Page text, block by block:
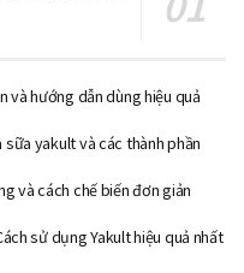
và hướng dẫn dùng hiệu quả
yakult và các thành phần
và cách chế biến đơn giản
sử dụng Yakult hiệu quả nhất